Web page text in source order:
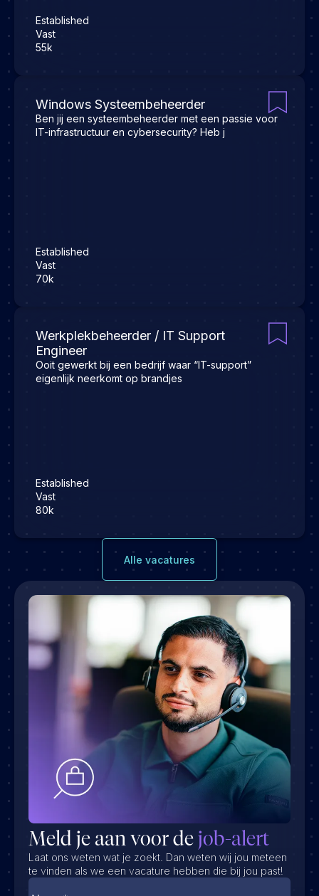
Established
Vast
55k
Windows Systeembeheerder
Ben jij een systeembeheerder met een passie voor
IT-infrastructuur en cybersecurity? Heb j
Established
Vast
70k
Werkplekbeheerder / IT Support
Engineer
Ooit gewerkt bij een bedrijf waar “IT-support”
eigenlijk neerkomt op brandjes
Established
Vast
80k
Alle vacatures
Meld je aan voor dejob-alert
Laat ons weten wat je zoekt. Dan weten wij jou meteen
te vinden als we een vacature hebben die bij jou past!